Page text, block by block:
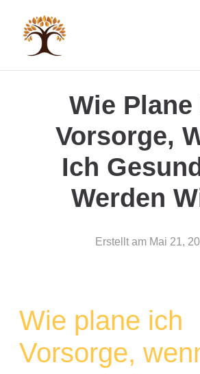
Wie Plane
Vorsorge,
Ich
Werden
Erstellt am Mai 21,
Wie plane ich
Vorsorge,